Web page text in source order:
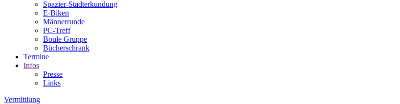
Spazier-Stadterkundung
E-Biken
Männerrunde
PC-Treff
Boule Gruppe
Bücherschrank
Termine
Infos
Presse
Links
Vermittlung